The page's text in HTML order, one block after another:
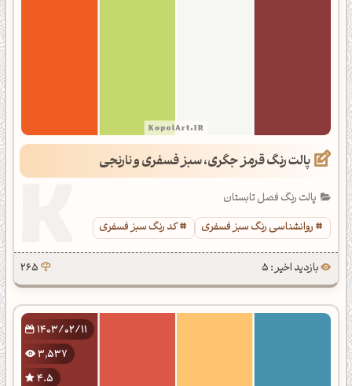
پالت رنگ قرمز جگری، سبز فسفری و نارنجی
پالت رنگ فصل تابستان
روانشناسی رنگ سبز فسفری
کد رنگ سبز فسفری
بازدید اخیر : 5 265
1403/02/11
3,537
4.5